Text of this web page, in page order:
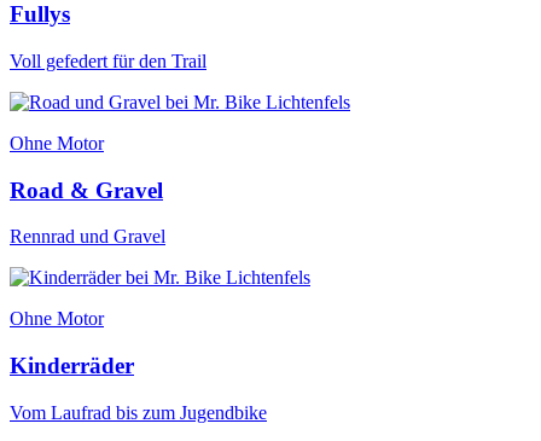
Fullys
Voll gefedert für den Trail
Ohne Motor
Road & Gravel
Rennrad und Gravel
Ohne Motor
Kinderräder
Vom Laufrad bis zum Jugendbike